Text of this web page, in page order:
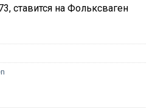
ставится на Фольксваген